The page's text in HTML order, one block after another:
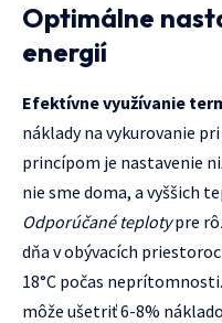
Optimálne
energií
Efektívne využívanie
náklady na vykurovanie
princípom je nastavenie
nie sme doma, a vyššich
Odporúčané teplotypre
dňa v obývacích
18°C počas
môže ušetriť 6-8%